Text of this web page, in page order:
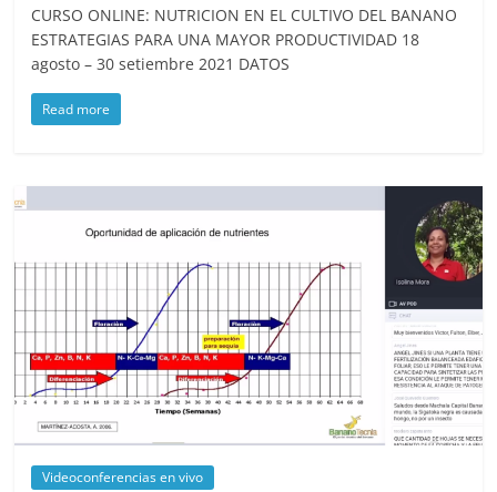
CURSO ONLINE: NUTRICION EN EL CULTIVO DEL BANANO
ESTRATEGIAS PARA UNA MAYOR PRODUCTIVIDAD 18
agosto – 30 setiembre 2021 DATOS
Read more
Videoconferencias en vivo